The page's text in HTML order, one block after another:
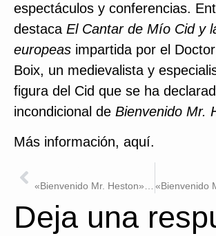
espectáculos y conferencias.
destaca El Cantar de Mío Cid y
europeas impartida por el
Boix, un medievalista y
figura del Cid que se ha
incondicional de Bienvenido Mr.
Más información, aquí.
Deja una